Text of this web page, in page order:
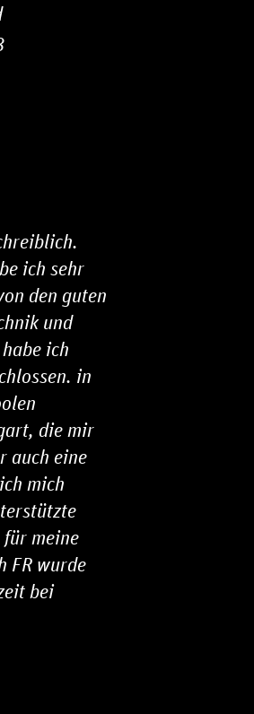
ich sehr
den guten
und
ich
in
die mir
auch eine
mich
meine
FR wurde
bei